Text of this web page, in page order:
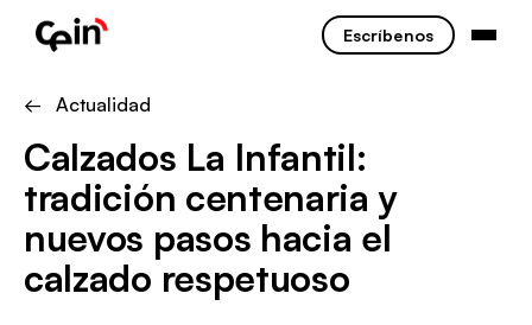
Escríbenos
← Actualidad
Calzados La Infantil:
tradición centenaria y
nuevos pasos hacia el
calzado respetuoso